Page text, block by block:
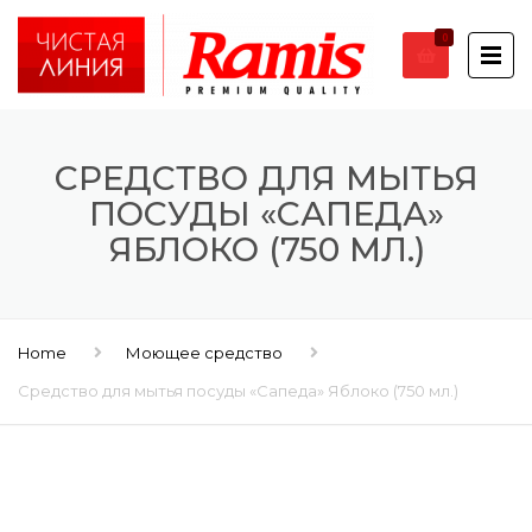
0
СРЕДСТВО ДЛЯ МЫТЬЯ
ПОСУДЫ «САПЕДА»
ЯБЛОКО (750 МЛ.)
Home
Моющее средство
Средство для мытья посуды «Сапеда» Яблоко (750 мл.)